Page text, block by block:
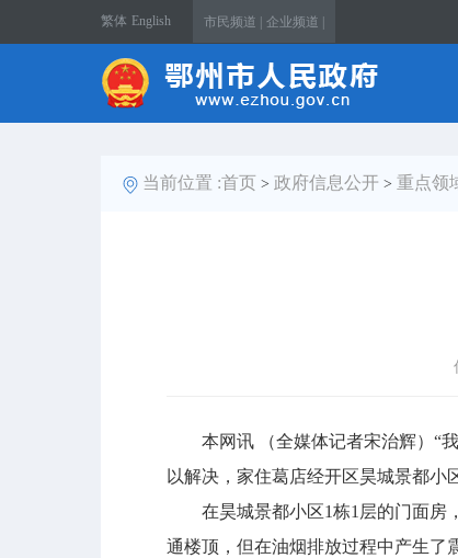
繁体 English 市民频道 | 企业频道 |
当前位置 :首页 > 政府信息公开 > 重点领
本网讯 （全媒体记者宋治辉）“我
以解决，家住葛店经开区昊城景都小
在昊城景都小区1栋1层的门面房，
通楼顶，但在油烟排放过程中产生了